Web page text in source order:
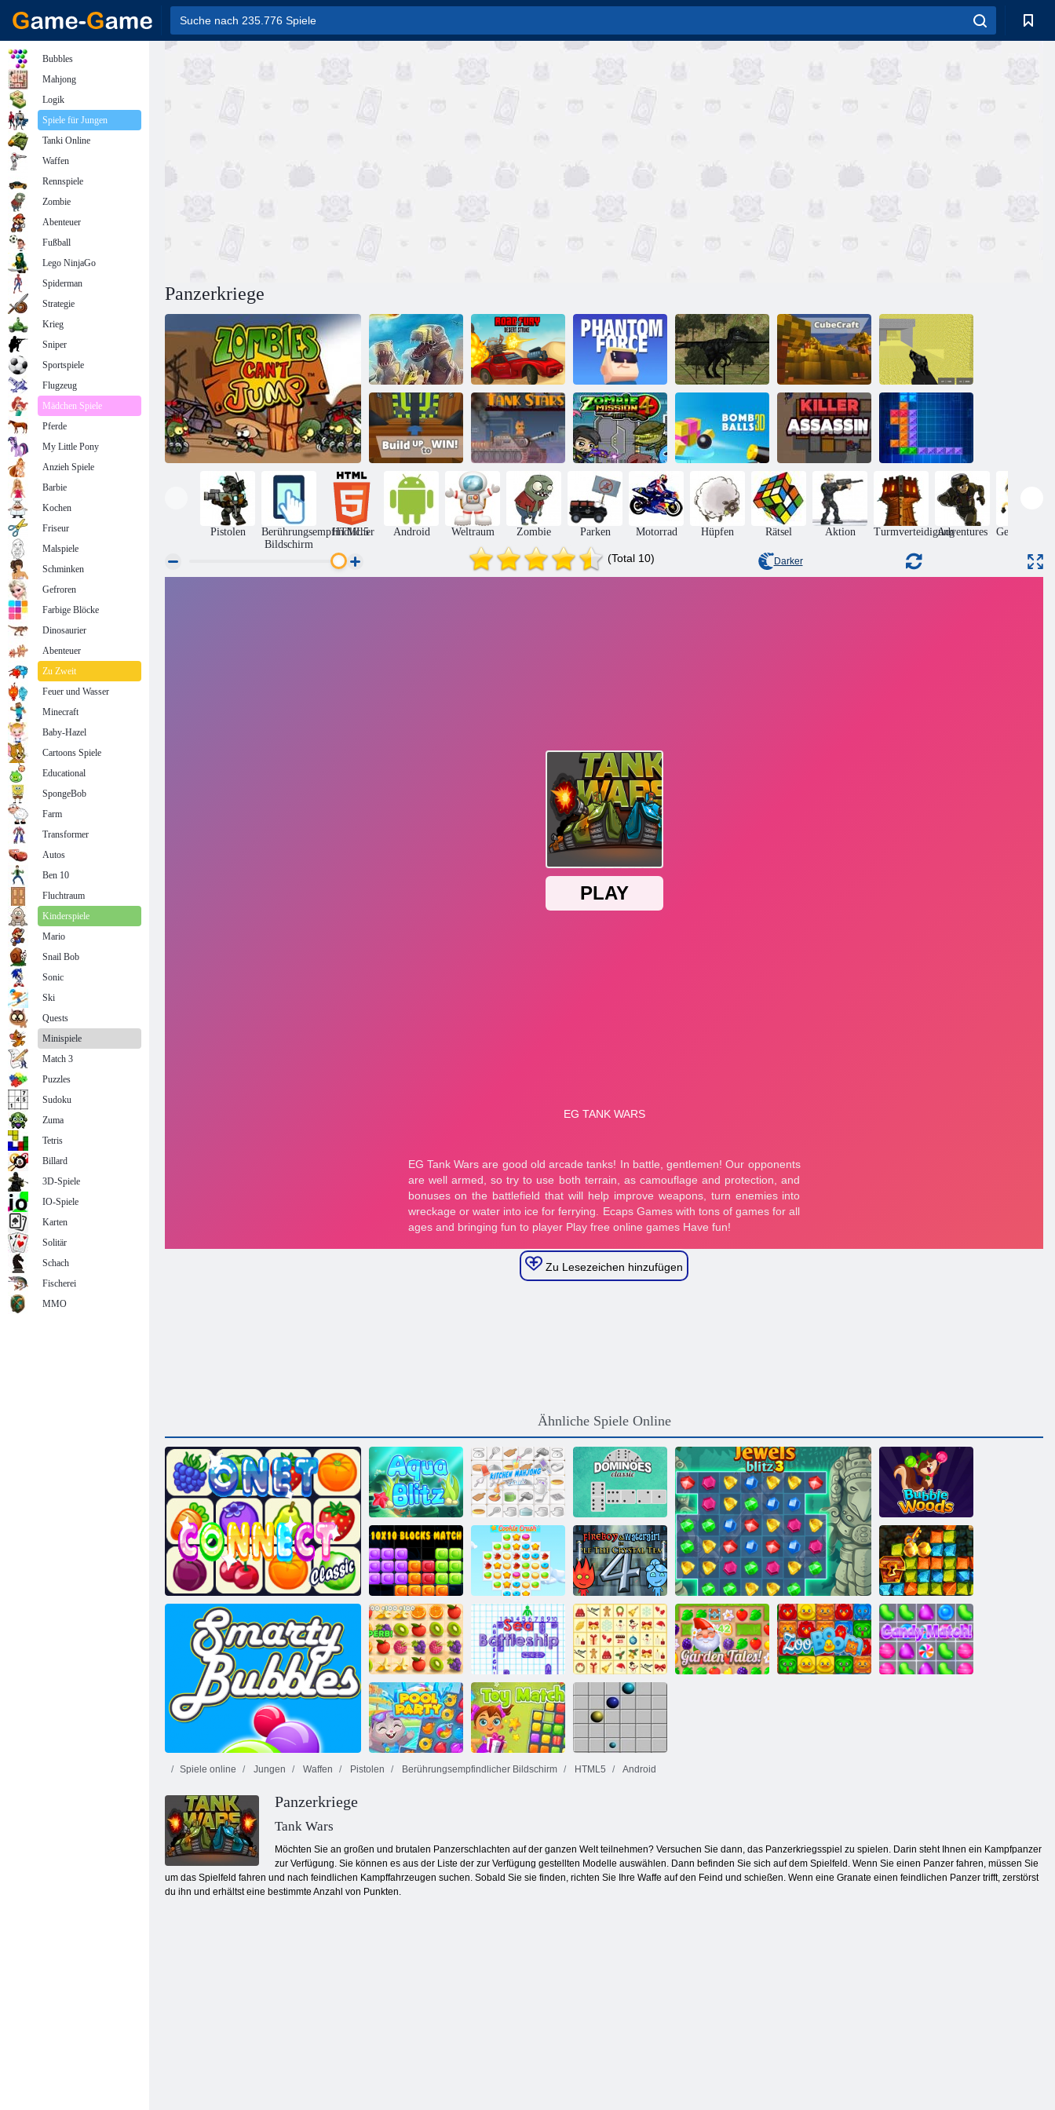
Panzerkriege
D-Day: Rush -
Tower Defense
Straße des Fury
Desert Strike
Kogama
Phantomkraft
Jura-Dino-Jagd
Kogama:
Cubecraft
Multiplayer von
Pixel Combat
Kogama: Bauen
Sie auf, um zu
gewinnen
Panzersterne
Zombie Mission
Bombenkugeln
3d
Killer -Attentäter Ten Trix
Pistolen
Berührungsempfindlicher
Bildschirm
HTML5 Android Weltraum Zombie Parken Motorrad Hüpfen Rätsel Aktion TurmverteidigungAdventures
(Total 10) Darker
Zu Lesezeichen hinzufügen
Ähnliche Spiele Online
Onet Connect
Aqua Blitz Küche Mahjong
Dominoes
Klassiker
Bubble Woods
10 mal 10
Blocks Match
Cookie Crush 3
Smarty Blasen
Feuer und
Wasser 4:
Kristalltempel
Goldrausch
Spiel
Saftiger
Armaturenbrett
Schiffe
Versenken
KrisMas
Spiele online Jungen Waffen Pistolen Berührungsempfindlicher Bildschirm HTML5 Android
Panzerkriege
Tank Wars
Möchten Sie an großen und brutalen Panzerschlachten auf der ganzen Welt teilnehmen? Versuchen Sie dann, das Panzerkriegsspiel zu spielen. Darin steht Ihnen ein Kampfpanzer
zur Verfügung. Sie können es aus der Liste der zur Verfügung gestellten Modelle auswählen. Dann befinden Sie sich auf dem Spielfeld. Wenn Sie einen Panzer fahren, müssen Sie
um das Spielfeld fahren und nach feindlichen Kampffahrzeugen suchen. Sobald Sie sie finden, richten Sie Ihre Waffe auf den Feind und schießen. Wenn eine Granate einen feindlichen Panzer trifft, zerstörst
du ihn und erhältst eine bestimmte Anzahl von Punkten.
Bubbles
Mahjong
Logik
Spiele für Jungen
Tanki Online
Waffen
Rennspiele
Zombie
Abenteuer
Fußball
Lego NinjaGo
Spiderman
Strategie
Krieg
Sniper
Sportspiele
Flugzeug
Mädchen Spiele
Pferde
My Little Pony
Anzieh Spiele
Barbie
Kochen
Friseur
Malspiele
Schminken
Gefroren
Farbige Blöcke
Dinosaurier
Abenteuer
Zu Zweit
Feuer und Wasser
Minecraft
Baby-Hazel
Cartoons Spiele
Educational
SpongeBob
Farm
Transformer
Autos
Ben 10
Fluchtraum
Kinderspiele
Mario
Snail Bob
Sonic
Ski
Quests
Minispiele
Match 3
Puzzles
Sudoku
Zuma
Tetris
Billard
3D-Spiele
IO-Spiele
Karten
Solitär
Schach
Fischerei
MMO